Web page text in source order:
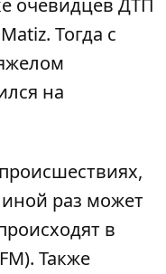
очевидцев ДТП
Тогда с
на
раз может
в
Также